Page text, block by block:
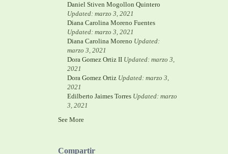
Daniel Stiven Mogollon Quintero
Updated: marzo 3, 2021
Diana Carolina Moreno Fuentes
Updated: marzo 3, 2021
Diana Carolina Moreno Updated:
marzo 3, 2021
Dora Gomez Ortiz II Updated: marzo 3,
2021
Dora Gomez Ortiz Updated: marzo 3,
2021
Edilberto Jaimes Torres Updated: marzo
3, 2021
See More
Compartir